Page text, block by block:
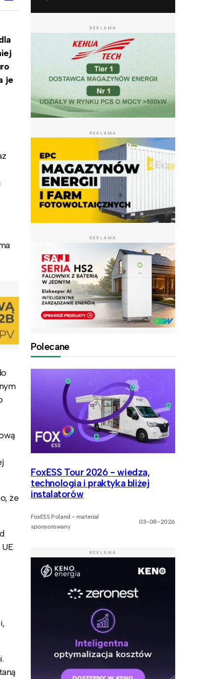
je
że
REKLAMA
REKLAMA
REKLAMA
Polecane
FoxESS Tour 2026 - wiedza,
technologia i praktyka bliżej
instalatorów
FoxESS Poland - materiał
sponsorowany
03-08-2026
REKLAMA